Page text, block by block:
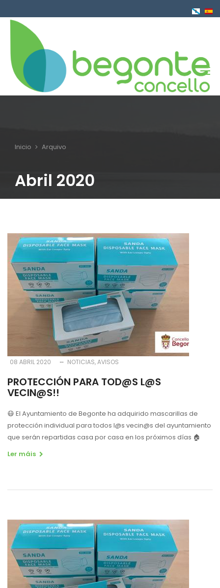
o
Inicio Arquivo
Abril 2020
08 ABRIL 2020 NOTICIAS AVISOS
PROTECCIÓN PARA TOD@S L@S
VECIN@S!!
😷 El Ayuntamiento de Begonte ha adquirido mascarillas de
protección individual para todos l@s vecin@s del ayuntamiento
que serán repartidas casa por casa en los próximos días 🏠
Ler máis